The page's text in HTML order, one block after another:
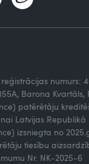
numurs:
Barona Kvartāls,
patērētāju
Latvijas Republikā
izsniegta no
tiesību
Nr. NK-2025-6